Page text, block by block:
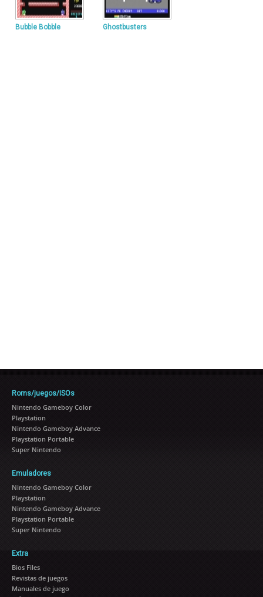
Bubble Bobble Ghostbusters
Roms/juegos/ISOs
Nintendo Gameboy Color
Playstation
Nintendo Gameboy Advance
Playstation Portable
Super Nintendo
Emuladores
Nintendo Gameboy Color
Playstation
Nintendo Gameboy Advance
Playstation Portable
Super Nintendo
Extra
Bios Files
Revistas de juegos
Manuales de juego